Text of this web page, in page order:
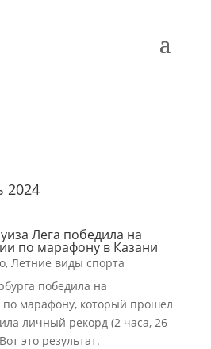
2024
Лега победила на
по марафону в Казани
, Летние виды спорта
победила на
по марафону, который прошёл
личный рекорд (2 часа, 26
это результат.